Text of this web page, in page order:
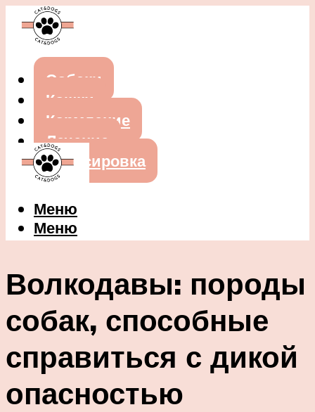
Собаки
Кошки
Кормление
Лечение
Дрессировка
Меню
Меню
Волкодавы: породы
собак, способные
справиться с дикой
опасностью